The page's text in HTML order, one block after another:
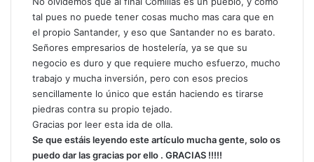
tal pues no puede tener cosas mucho mas cara que en
el propio Santander, y eso que Santander no es barato.
Señores empresarios de hostelería, ya se que su
negocio es duro y que requiere mucho esfuerzo, mucho
trabajo y mucha inversión, pero con esos precios
sencillamente lo único que están haciendo es tirarse
piedras contra su propio tejado.
Gracias por leer esta ida de olla.
Se que estáis leyendo este artículo mucha gente, solo os
puedo dar las gracias por ello . GRACIAS !!!!!